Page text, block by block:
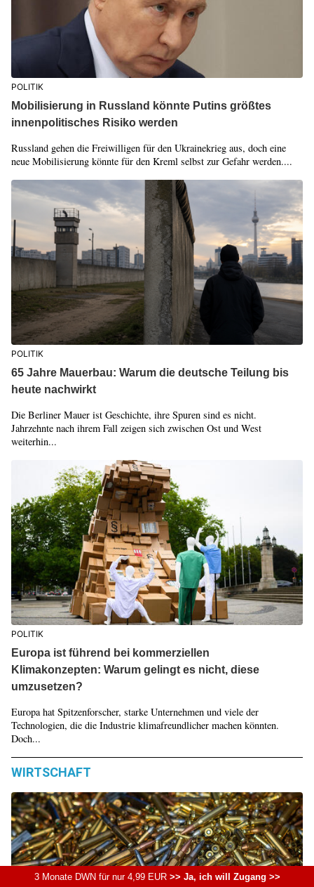
POLITIK
Mobilisierung in Russland könnte Putins größtes
innenpolitisches Risiko werden
Russland gehen die Freiwilligen für den Ukrainekrieg aus, doch eine
neue Mobilisierung könnte für den Kreml selbst zur Gefahr werden....
POLITIK
65 Jahre Mauerbau: Warum die deutsche Teilung bis
heute nachwirkt
Die Berliner Mauer ist Geschichte, ihre Spuren sind es nicht.
Jahrzehnte nach ihrem Fall zeigen sich zwischen Ost und West
weiterhin...
POLITIK
Europa ist führend bei kommerziellen
Klimakonzepten: Warum gelingt es nicht, diese
umzusetzen?
Europa hat Spitzenforscher, starke Unternehmen und viele der
Technologien, die die Industrie klimafreundlicher machen könnten.
Doch...
WIRTSCHAFT
3 Monate DWN für nur 4,99 EUR>> Ja, ich will Zugang >>